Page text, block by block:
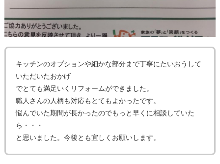
キッチンのオプションや細かな部分まで丁寧にたいおうして
いただいたおかげ
でとても満足いくリフォームができました。
職人さんの人柄も対応もとてもよかったです。
悩んでいた期間が長かったのでもっと早くに相談していた
ら・・・
と思いました。今後とも宜しくお願いします。